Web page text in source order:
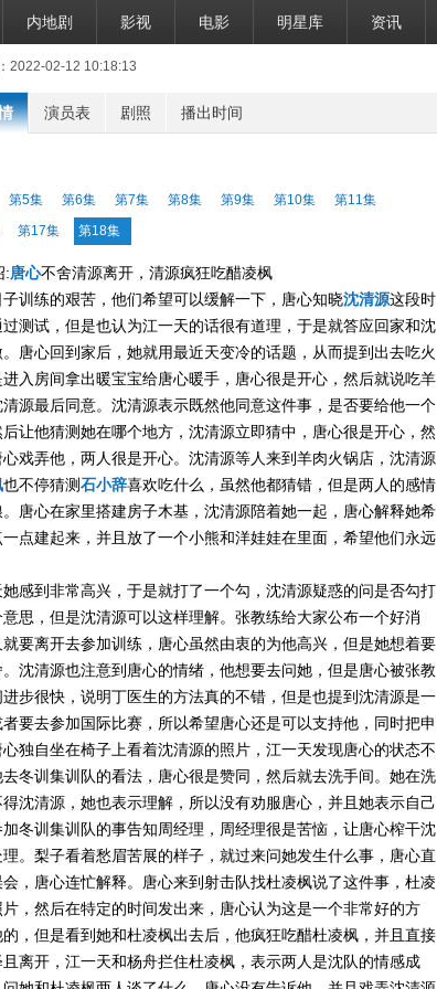
内地剧 影视 电影 明星库 资讯
2022-02-12 10:18:13
演员表 剧照 播出时间
第5集 第6集 第7集 第8集 第9集 第10集
第11集
第17集 第18集
:唐心不舍清源离开，清源疯狂吃醋凌枫
训练的艰苦，他们希望可以缓解一下，唐心知晓沈清源这段时
测试，但是也认为江一天的话很有道理，于是就答应回家和沈
唐心回到家后，她就用最近天变冷的话题，从而提到出去吃火
入房间拿出暖宝宝给唐心暖手，唐心很是开心，然后就说吃羊
源最后同意。沈清源表示既然他同意这件事，是否要给他一个
让他猜测她在哪个地方，沈清源立即猜中，唐心很是开心，然
戏弄他，两人很是开心。沈清源等人来到羊肉火锅店，沈清源
也不停猜测石小辞喜欢吃什么，虽然他都猜错，但是两人的感情
唐心在家里搭建房子木基，沈清源陪着她一起，唐心解释她希
点建起来，并且放了一个小熊和洋娃娃在里面，希望他们永远
感到非常高兴，于是就打了一个勾，沈清源疑惑的问是否勾打
思，但是沈清源可以这样理解。张教练给大家公布一个好消
要离开去参加训练，唐心虽然由衷的为他高兴，但是她想着要
沈清源也注意到唐心的情绪，他想要去问她，但是唐心被张教
步很快，说明丁医生的方法真的不错，但是也提到沈清源是一
要去参加国际比赛，所以希望唐心还是可以支持他，同时把申
独自坐在椅子上看着沈清源的照片，江一天发现唐心的状态不
冬训集训队的看法，唐心很是赞同，然后就去洗手间。她在洗
沈清源，她也表示理解，所以没有劝服唐心，并且她表示自己
冬训集训队的事告知周经理，周经理很是苦恼，让唐心榨干沈
。梨子看着愁眉苦展的样子，就过来问她发生什么事，唐心直
，唐心连忙解释。唐心来到射击队找杜凌枫说了这件事，杜凌
，然后在特定的时间发出来，唐心认为这是一个非常好的方
，但是看到她和杜凌枫出去后，他疯狂吃醋杜凌枫，并且直接
离开，江一天和杨舟拦住杜凌枫，表示两人是沈队的情感成